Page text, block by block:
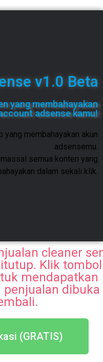
v1.0 Beta
yang membahayakan
adsense kamu!
membahayakan akun
adsensemu.
semua konten yang
dalam sekali klik.
cleaner
Klik
mendapatkan
dibuka
(GRATIS)